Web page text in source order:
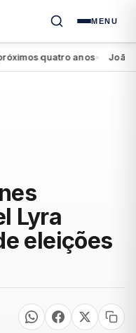
MENU
quatro anos● João
Lyra
eleições